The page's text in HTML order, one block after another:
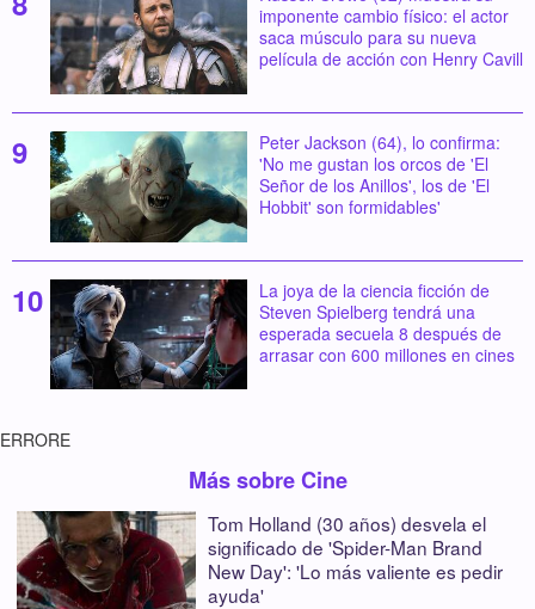
imponente cambio físico: el actor
saca músculo para su nueva
película de acción con Henry Cavill
Peter Jackson (64), lo confirma:
'No me gustan los orcos de 'El
Señor de los Anillos', los de 'El
Hobbit' son formidables'
La joya de la ciencia ficción de
Steven Spielberg tendrá una
esperada secuela 8 después de
arrasar con 600 millones en cines
ERRORE
Más sobre Cine
Tom Holland (30 años) desvela el
significado de 'Spider-Man Brand
New Day': 'Lo más valiente es pedir
ayuda'